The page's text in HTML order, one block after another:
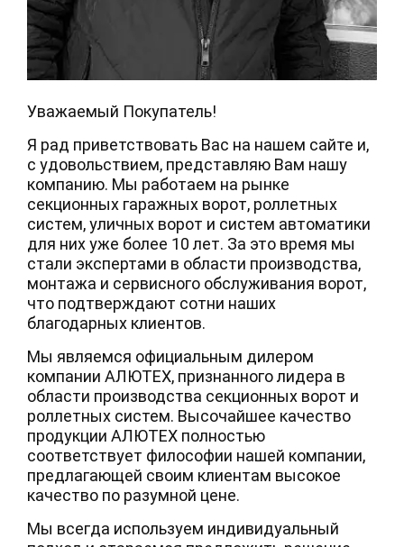
Уважаемый Покупатель!
Я рад приветствовать Вас на нашем сайте и,
с удовольствием, представляю Вам нашу
компанию. Мы работаем на рынке
секционных гаражных ворот, роллетных
систем, уличных ворот и систем автоматики
для них уже более 10 лет. За это время мы
стали экспертами в области производства,
монтажа и сервисного обслуживания ворот,
что подтверждают сотни наших
благодарных клиентов.
Мы являемся официальным дилером
компании АЛЮТЕХ, признанного лидера в
области производства секционных ворот и
роллетных систем. Высочайшее качество
продукции АЛЮТЕХ полностью
соответствует философии нашей компании,
предлагающей своим клиентам высокое
качество по разумной цене.
Мы всегда используем индивидуальный